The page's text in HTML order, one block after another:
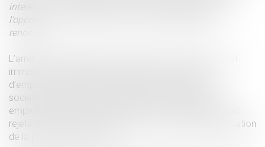
intérêt à ce que la prescription soit acquise, peuvent
l’opposer ou l’invoquer lors même que le débiteur y
renonce ».
L’arrêt a été rendu dans une espèce concernant un prêt
immobilier consenti par une banque à un couple
d’emprunteurs et garanti par le cautionnement d’une
société. La banque avait assigné en paiement les
emprunteurs et la société caution. La Cour d’Appel avait
rejeté les demandes contre la caution en faisant application
de la prescription biennale.